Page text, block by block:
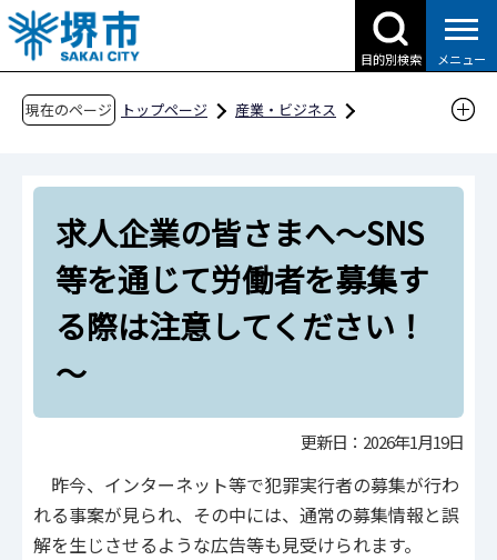
こ
の
ペ
目的別検索 メニュー
現在のページ トップページ
産業・ビジネス
企業の方
求人企業の皆さまへ～SNS等を通じて労働者を
募集する際は注意してください！～
求人企業の皆さまへ～SNS
等を通じて労働者を募集す
る際は注意してください！
～
更新日：2026年1月19日
昨今、インターネット等で犯罪実行者の募集が行わ
れる事案が見られ、その中には、通常の募集情報と誤
解を生じさせるような広告等も見受けられます。